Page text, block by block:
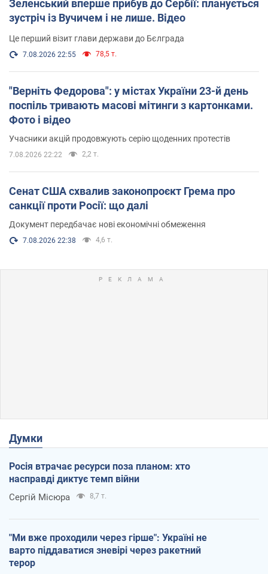
Зеленський вперше прибув до Сербії: планується
зустріч із Вучичем і не лише. Відео
Це перший візит глави держави до Бєлграда
7.08.2026 22:55 78,5 т.
"Верніть Федорова": у містах України 23-й день
поспіль тривають масові мітинги з картонками.
Фото і відео
Учасники акцій продовжують серію щоденних протестів
7.08.2026 22:22 2,2 т.
Сенат США схвалив законопроєкт Грема про
санкції проти Росії: що далі
Документ передбачає нові економічні обмеження
7.08.2026 22:38 4,6 т.
Думки
Росія втрачає ресурси поза планом: хто
насправді диктує темп війни
Сергій Місюра 8,7 т.
"Ми вже проходили через гірше": Україні не
варто піддаватися зневірі через ракетний
терор